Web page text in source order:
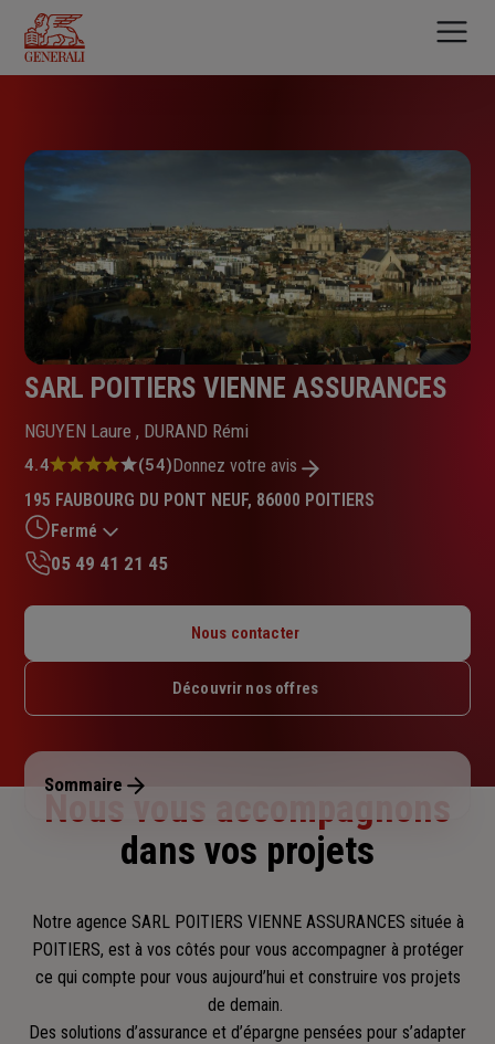
contenu
principal
SARL POITIERS VIENNE ASSURANCES
NGUYEN Laure , DURAND Rémi
Note
4.4
sur
5
étoiles
4.4 (54)Donnez votre avis
195 FAUBOURG DU PONT NEUF, 86000 POITIERS
Fermé
Mardi : 09h – 12h / 14h – 17h30
Jeudi : 09h – 12h / 14h – 17h30
Dimanche : Fermé
05 49 41 21 45
Nous contacter
Découvrir nos offres
Sommaire
Nous vous accompagnons
dans vos projets
Notre agence SARL POITIERS VIENNE ASSURANCES située à
POITIERS, est à vos côtés pour vous accompagner à protéger
ce qui compte pour vous aujourd’hui et construire vos projets
de demain.
Des solutions d’assurance et d’épargne pensées pour s’adapter